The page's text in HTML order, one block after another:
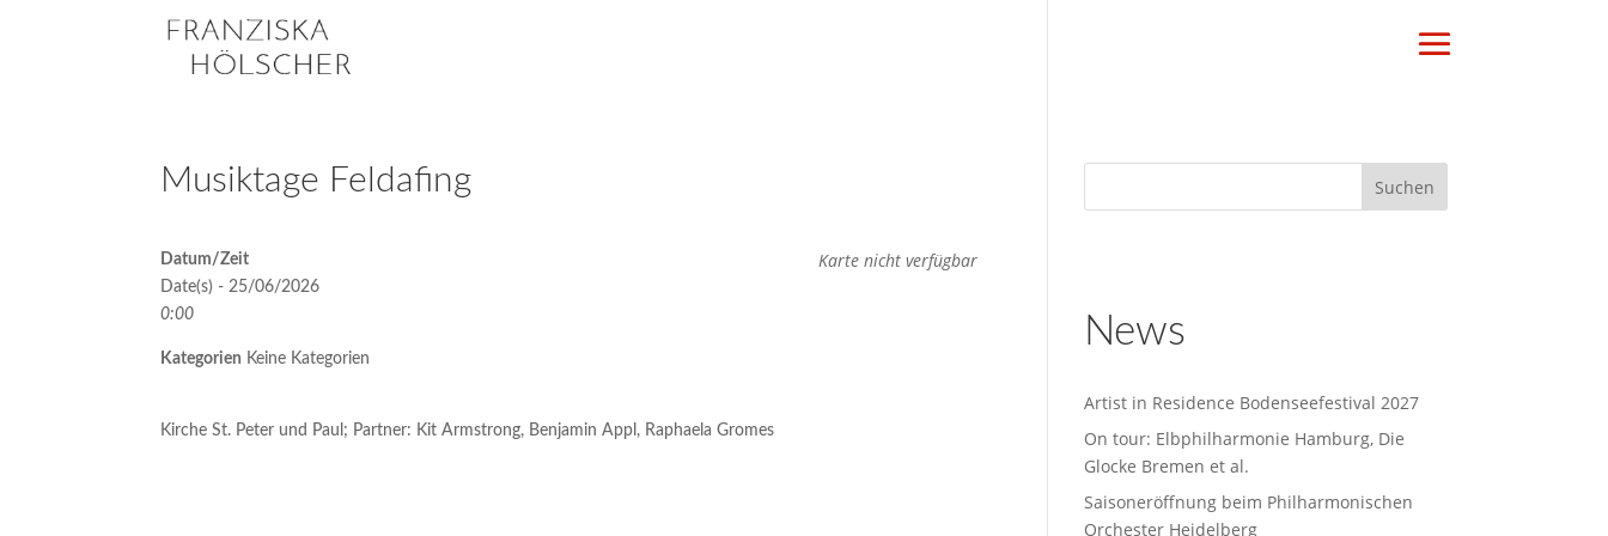
Musiktage Feldafing
Karte nicht verfügbar
Datum/Zeit
Date(s) - 25/06/2026
0:00
Kategorien Keine Kategorien
Kirche St. Peter und Paul; Partner: Kit Armstrong, Benjamin Appl, Raphaela Gromes
News
Artist in Residence Bodenseefestival 2027
On tour: Elbphilharmonie Hamburg, Die
Glocke Bremen et al.
Saisoneröffnung beim Philharmonischen
Orchester Heidelberg